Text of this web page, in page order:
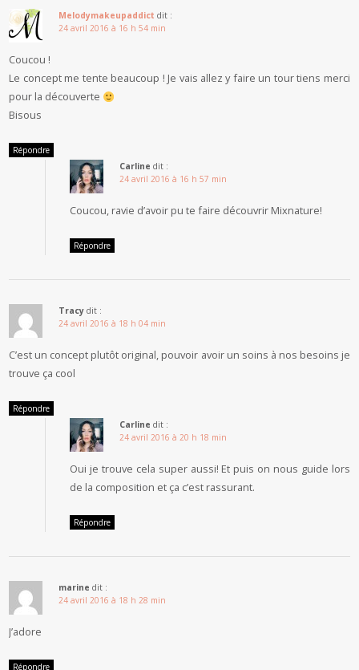
Melodymakeupaddict dit :
24 avril 2016 à 16 h 54 min
Coucou !
Le concept me tente beaucoup ! Je vais allez y faire un tour tiens merci
pour la découverte
Bisous
Répondre
Carline dit :
24 avril 2016 à 16 h 57 min
Coucou, ravie d’avoir pu te faire découvrir Mixnature!
Répondre
Tracy dit :
24 avril 2016 à 18 h 04 min
C’est un concept plutôt original, pouvoir avoir un soins à nos besoins je
trouve ça cool
Répondre
Carline dit :
24 avril 2016 à 20 h 18 min
Oui je trouve cela super aussi! Et puis on nous guide lors
de la composition et ça c’est rassurant.
Répondre
marine dit :
24 avril 2016 à 18 h 28 min
J’adore
Répondre